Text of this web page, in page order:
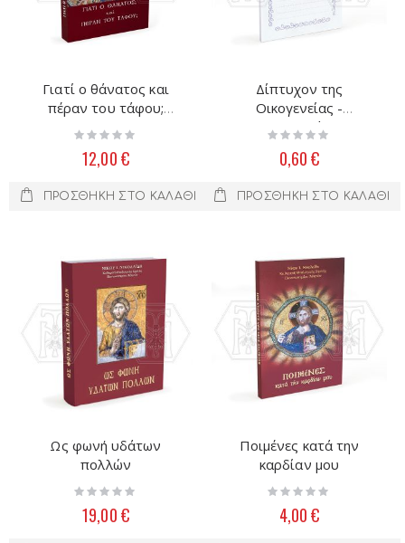
Γιατί ο θάνατος και
πέραν του τάφου;
(Άδετο)
Rating:
12,00 €
ΠΡΟΣΘΉΚΗ ΣΤΟ ΚΑΛΆΘΙ
Δίπτυχον της
Οικογενείας -
Βιβλιαράκι
Rating:
0,60 €
ΠΡΟΣΘΉΚΗ ΣΤΟ ΚΑΛΆΘΙ
Ως φωνή υδάτων
πολλών
Rating:
19,00 €
Ποιμένες κατά την
καρδίαν μου
Rating:
4,00 €